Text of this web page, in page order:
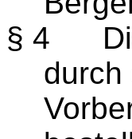
§ 4
durch